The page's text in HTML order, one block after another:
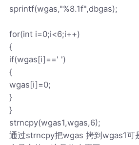
sprintf(wgas,"%8.1f",dbgas);
for(int i=0;i<6;i++)
{
if(wgas[i]==' ')
{
wgas[i]=0;
}
}
strncpy(wgas1,wgas,6);
通过strncpy把wgas 拷到wgas1可